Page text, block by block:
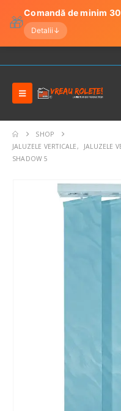
🎁
Comandă de minim
Detalii ↓
SHOP
JALUZELE VERTICALE, JALUZELE
SHADOW 5